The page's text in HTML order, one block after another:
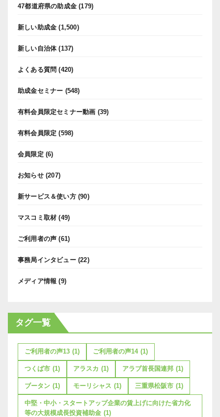
47都道府県の助成金 (179)
新しい助成金 (1,500)
新しい自治体(137)
よくある質問 (420)
助成金セミナー (548)
有料会員限定セミナー動画 (39)
有料会員限定 (598)
会員限定 (6)
お知らせ(207)
新サービス＆使い方(90)
マスコミ取材 (49)
ご利用者の声 (61)
事務局インタビュー(22)
メディア情報 (9)
タグ一覧
ご利用者の声13 (1) ご利用者の声14 (1)
つくば市 (1) アラスカ (1) アラブ首長国連邦 (1)
ブータン (1) モーリシャス (1) 三重県松阪市 (1)
中堅・中小・スタートアップ企業の賃上げに向けた省力化
等の大規模成長投資補助金 (1)